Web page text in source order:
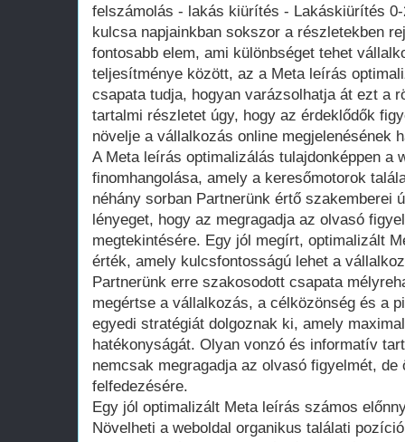
felszámolás - lakás kiürítés - Lakáskiürítés
kulcsa napjainkban sokszor a részletekben
fontosabb elem, ami különbséget tehet
teljesítménye között, az a Meta leírás
csapata tudja, hogyan varázsolhatja át ezt a
tartalmi részletet úgy, hogy az érdeklődők
növelje a vállalkozás online megjelenésének
A Meta leírás optimalizálás tulajdonképpen a
finomhangolása, amely a keresőmotorok
néhány sorban Partnerünk értő szakemberei
lényeget, hogy az megragadja az olvasó
megtekintésére. Egy jól megírt, optimalizált
érték, amely kulcsfontosságú lehet a
Partnerünk erre szakosodott csapata
megértse a vállalkozás, a célközönség és a
egyedi stratégiát dolgoznak ki, amely
hatékonyságát. Olyan vonzó és informatív
nemcsak megragadja az olvasó figyelmét,
felfedezésére.
Egy jól optimalizált Meta leírás számos
Növelheti a weboldal organikus találati